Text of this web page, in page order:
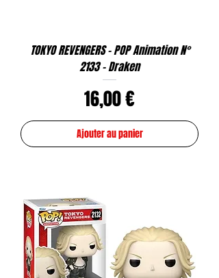
TOKYO REVENGERS - POP Animation N°
2133 - Draken
Prix
16,00 €
Ajouter au panier